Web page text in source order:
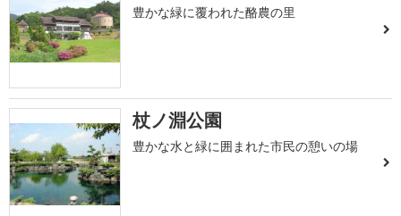
豊かな緑に覆われた酪農の里
杖ノ淵公園
豊かな水と緑に囲まれた市民の憩いの場